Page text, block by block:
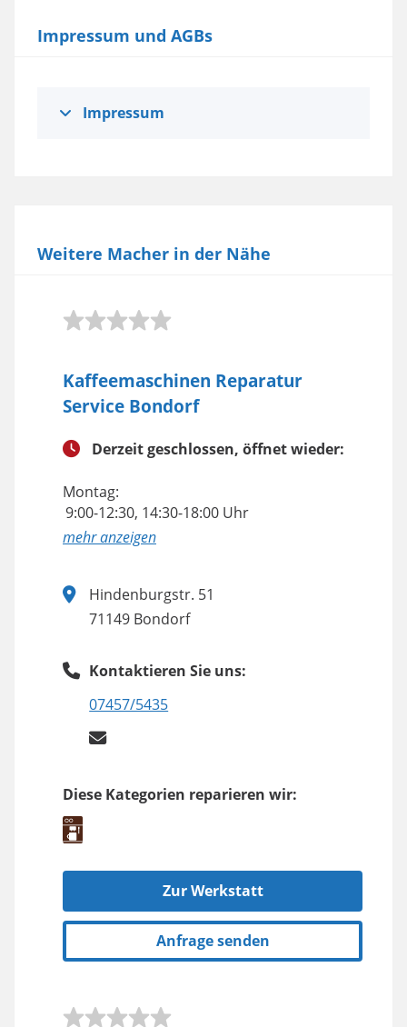
Impressum und AGBs
Impressum
Weitere Macher in der Nähe
Kaffeemaschinen Reparatur
Service Bondorf
Derzeit geschlossen, öffnet wieder:
Montag:
9:00-12:30, 14:30-18:00 Uhr
anzeigen
Hindenburgstr. 51
71149 Bondorf
Kontaktieren Sie uns:
07457/5435
Diese Kategorien reparieren wir:
Zur Werkstatt
Anfrage senden